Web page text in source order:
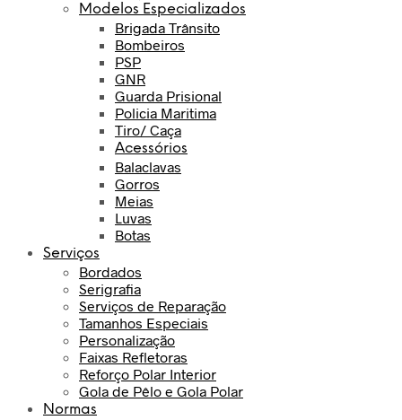
Modelos Especializados
Brigada Trânsito
Bombeiros
PSP
GNR
Guarda Prisional
Policia Maritima
Tiro/ Caça
Acessórios
Balaclavas
Gorros
Meias
Luvas
Botas
Serviços
Bordados
Serigrafia
Serviços de Reparação
Tamanhos Especiais
Personalização
Faixas Refletoras
Reforço Polar Interior
Gola de Pêlo e Gola Polar
Normas